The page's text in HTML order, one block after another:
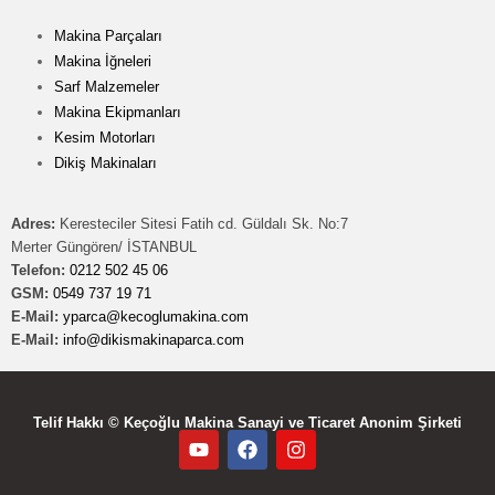
Makina Parçaları
Makina İğneleri
Sarf Malzemeler
Makina Ekipmanları
Kesim Motorları
Dikiş Makinaları
Adres: Keresteciler Sitesi Fatih cd. Güldalı Sk. No:7
Merter Güngören/ İSTANBUL
Telefon: 0212 502 45 06
GSM: 0549 737 19 71
E-Mail: yparca@kecoglumakina.com
E-Mail: info@dikismakinaparca.com
Telif Hakkı © Keçoğlu Makina Sanayi ve Ticaret Anonim Şirketi